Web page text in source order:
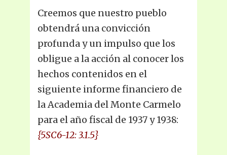
Creemos que nuestro pueblo
obtendrá una convicción
profunda y un impulso que los
obligue a la acción al conocer los
hechos contenidos en el
siguiente informe financiero de
la Academia del Monte Carmelo
para el año fiscal de 1937 y 1938:
{5SC6-12: 3.1.5}